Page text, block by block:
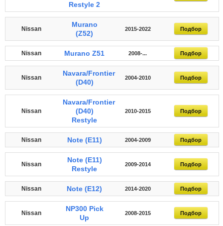
Restyle 2
Nissan
Murano
(Z52)
2015-2022 Подбор
Nissan Murano Z51 2008-... Подбор
Nissan
Navara/Frontier
(D40)
2004-2010 Подбор
Nissan
Navara/Frontier
(D40)
Restyle
2010-2015 Подбор
Nissan Note (E11) 2004-2009 Подбор
Nissan
Note (E11)
Restyle
2009-2014 Подбор
Nissan Note (E12) 2014-2020 Подбор
Nissan
NP300 Pick
Up
2008-2015 Подбор